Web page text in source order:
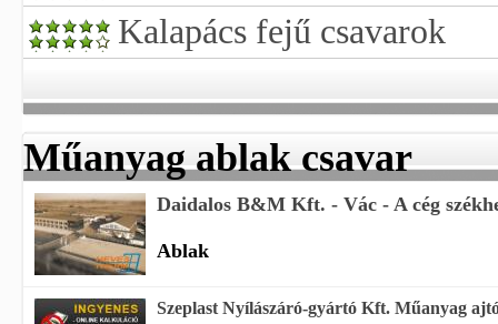
Kalapács fejű csavarok
Műanyag ablak csavar
Daidalos B&M Kft. - Vác - A cég
Ablak
Szeplast Nyílászáró-gyártó Kft. Műanyag